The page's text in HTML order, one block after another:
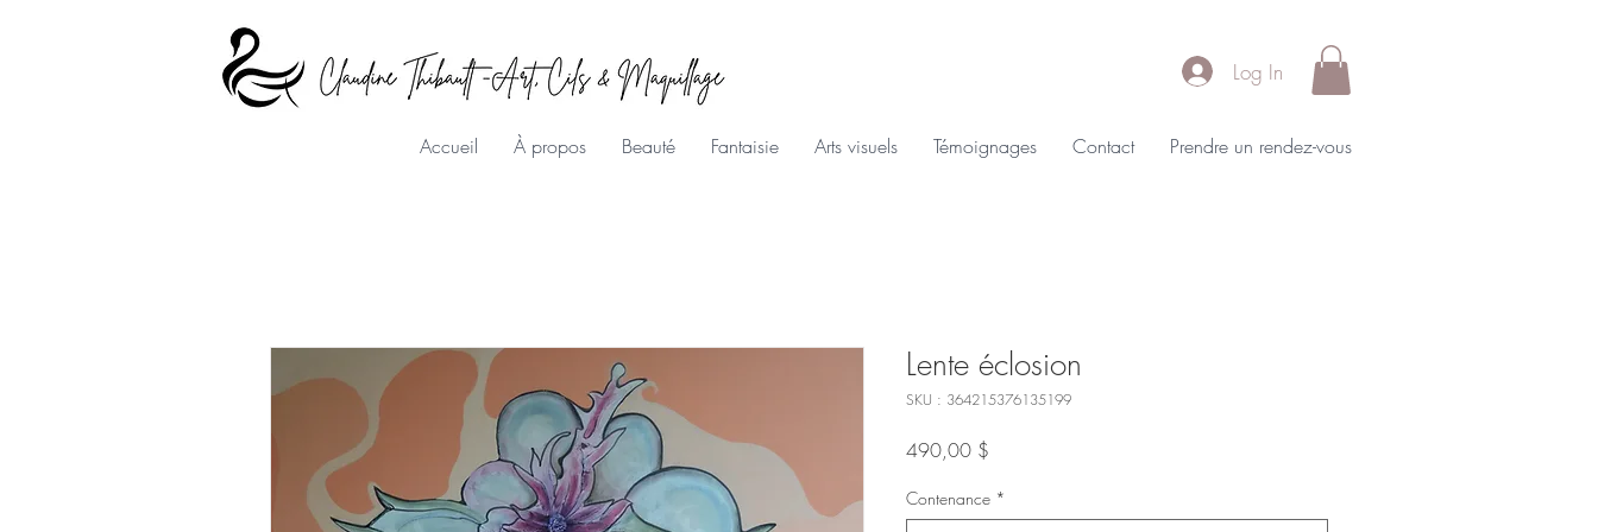
Accueil À propos Beauté Fantaisie Arts visuels Témoignages Contact Prendre un rendez-vous
Log In
Lente éclosion
SKU : 364215376135199
490,00 $
Contenance *